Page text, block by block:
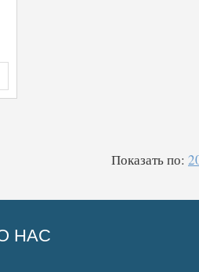
Показать по:
НАС